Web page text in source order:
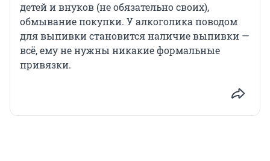
детей и внуков (не обязательно своих),
обмывание покупки. У алкоголика поводом
для выпивки становится наличие выпивки —
всё, ему не нужны никакие формальные
привязки.